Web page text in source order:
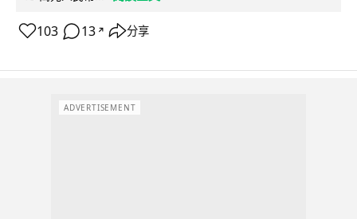
103 13 ↗ 分享
ADVERTISEMENT